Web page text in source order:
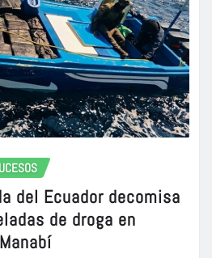
del Ecuador decomisa
de droga en